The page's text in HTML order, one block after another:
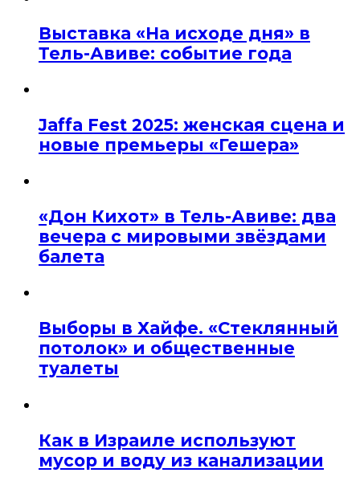
Выставка «На исходе дня» в
Тель-Авиве: событие года
Jaffa Fest 2025: женская сцена и
новые премьеры «Гешера»
«Дон Кихот» в Тель-Авиве: два
вечера с мировыми звёздами
балета
Выборы в Хайфе. «Стеклянный
потолок» и общественные
туалеты
Как в Израиле используют
мусор и воду из канализации